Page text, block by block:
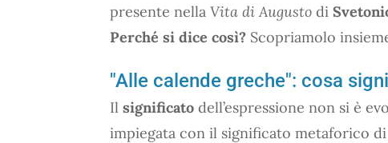
presente nella Vita di Augusto di
Perché si dice così? Scopriamolo
"Alle calende greche": cosa
Il significato dell’espressione non si è
impiegata con il significato metaforico di